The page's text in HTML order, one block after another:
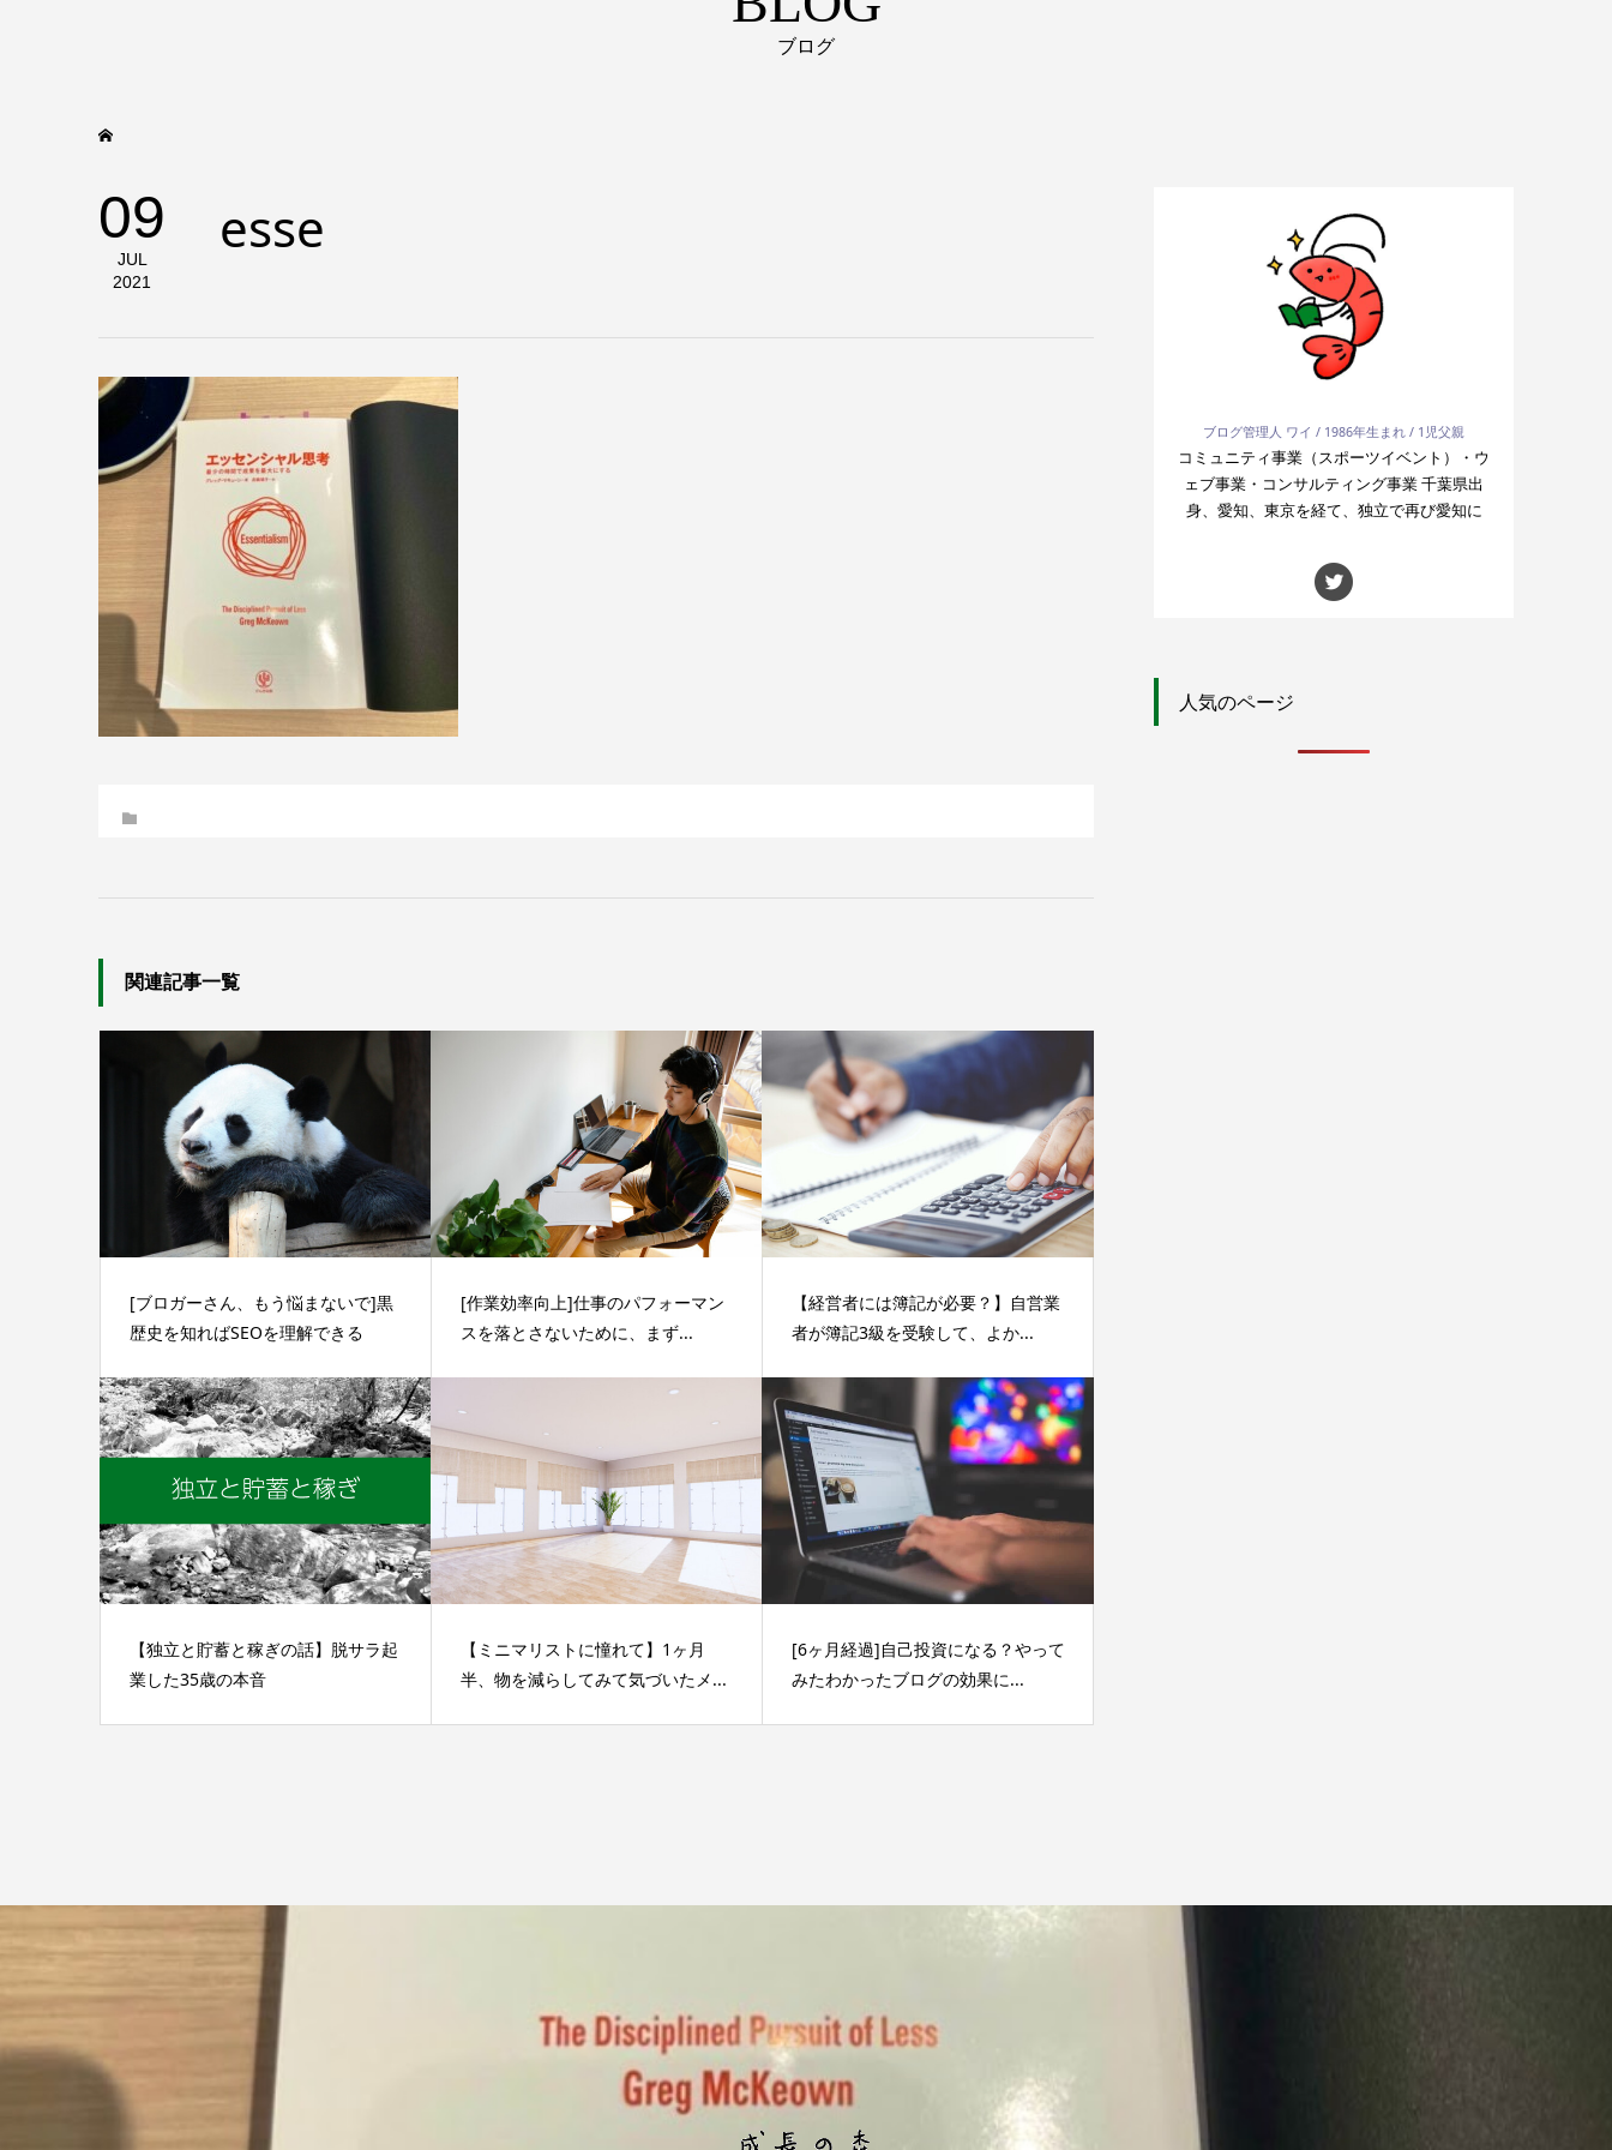
ブログ
09
JUL
2021
esse
関連記事一覧
[ブロガーさん、もう悩まないで]黒
歴史を知ればSEOを理解できる
[作業効率向上]仕事のパフォーマン
スを落とさないために、まず...
【経営者には簿記が必要？】自営業
者が簿記3級を受験して、よか...
【独立と貯蓄と稼ぎの話】脱サラ起
業した35歳の本音
【ミニマリストに憧れて】1ヶ月
半、物を減らしてみて気づいたメ...
[6ヶ月経過]自己投資になる？やって
みたわかったブログの効果に...
ブログ管理人 ワイ / 1986年生まれ / 1児父親
コミュニティ事業（スポーツイベント）・ウ
ェブ事業・コンサルティング事業 千葉県出
身、愛知、東京を経て、独立で再び愛知に
人気のページ